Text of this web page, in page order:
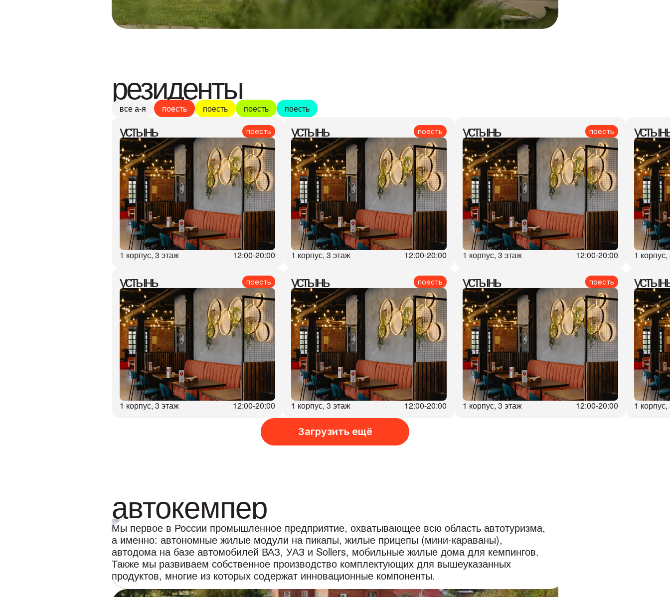
резиденты
все а-я поесть поесть поесть поесть
устынь поесть
1 корпус, 3 этаж 12:00-20:00
устынь поесть
1 корпус, 3 этаж 12:00-20:00
устынь поесть
1 корпус, 3 этаж 12:00-20:00 1
устынь поесть
1 корпус, 3 этаж 12:00-20:00
устынь поесть
1 корпус, 3 этаж 12:00-20:00
устынь поесть
1 корпус, 3 этаж 12:00-20:00 1
Загрузить ещё
автокемпер
Мы первое в России промышленное предприятие, охватывающее всю область автотуризма,
а именно: автономные жилые модули на пикапы, жилые прицепы (мини-караваны),
автодома на базе автомобилей ВАЗ, УАЗ и Sollers, мобильные жилые дома для кемпингов.
Также мы развиваем собственное производство комплектующих для вышеуказанных
продуктов, многие из которых содержат инновационные компоненты.